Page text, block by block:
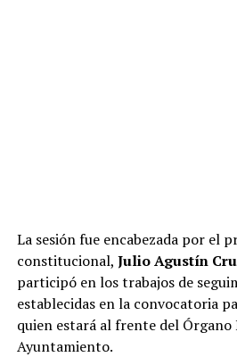
La sesión fue encabezada por el
constitucional, Julio Agustín
participó en los trabajos de
establecidas en la convocatoria
quien estará al frente del
Ayuntamiento.